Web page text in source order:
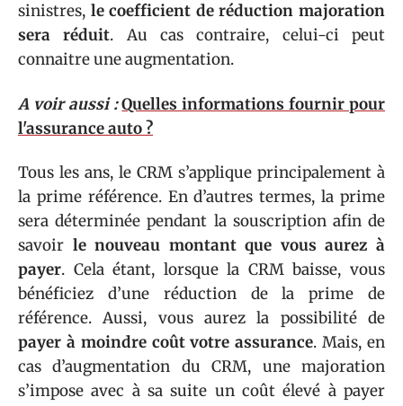
sinistres, le coefficient de réduction majoration
sera réduit. Au cas contraire, celui-ci peut
connaitre une augmentation.
A voir aussi : Quelles informations fournir pour
l'assurance auto ?
Tous les ans, le CRM s’applique principalement à
la prime référence. En d’autres termes, la prime
sera déterminée pendant la souscription afin de
savoir le nouveau montant que vous aurez à
payer. Cela étant, lorsque la CRM baisse, vous
bénéficiez d’une réduction de la prime de
référence. Aussi, vous aurez la possibilité de
payer à moindre coût votre assurance. Mais, en
cas d’augmentation du CRM, une majoration
s’impose avec à sa suite un coût élevé à payer